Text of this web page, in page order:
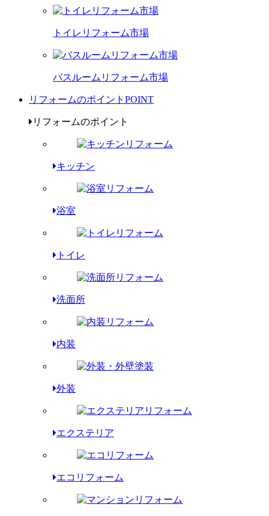
トイレリフォーム市場
バスルームリフォーム市場
リフォームのポイント POINT
リフォームのポイント
キッチン
浴室
トイレ
洗面所
内装
外装
エクステリア
エコリフォーム